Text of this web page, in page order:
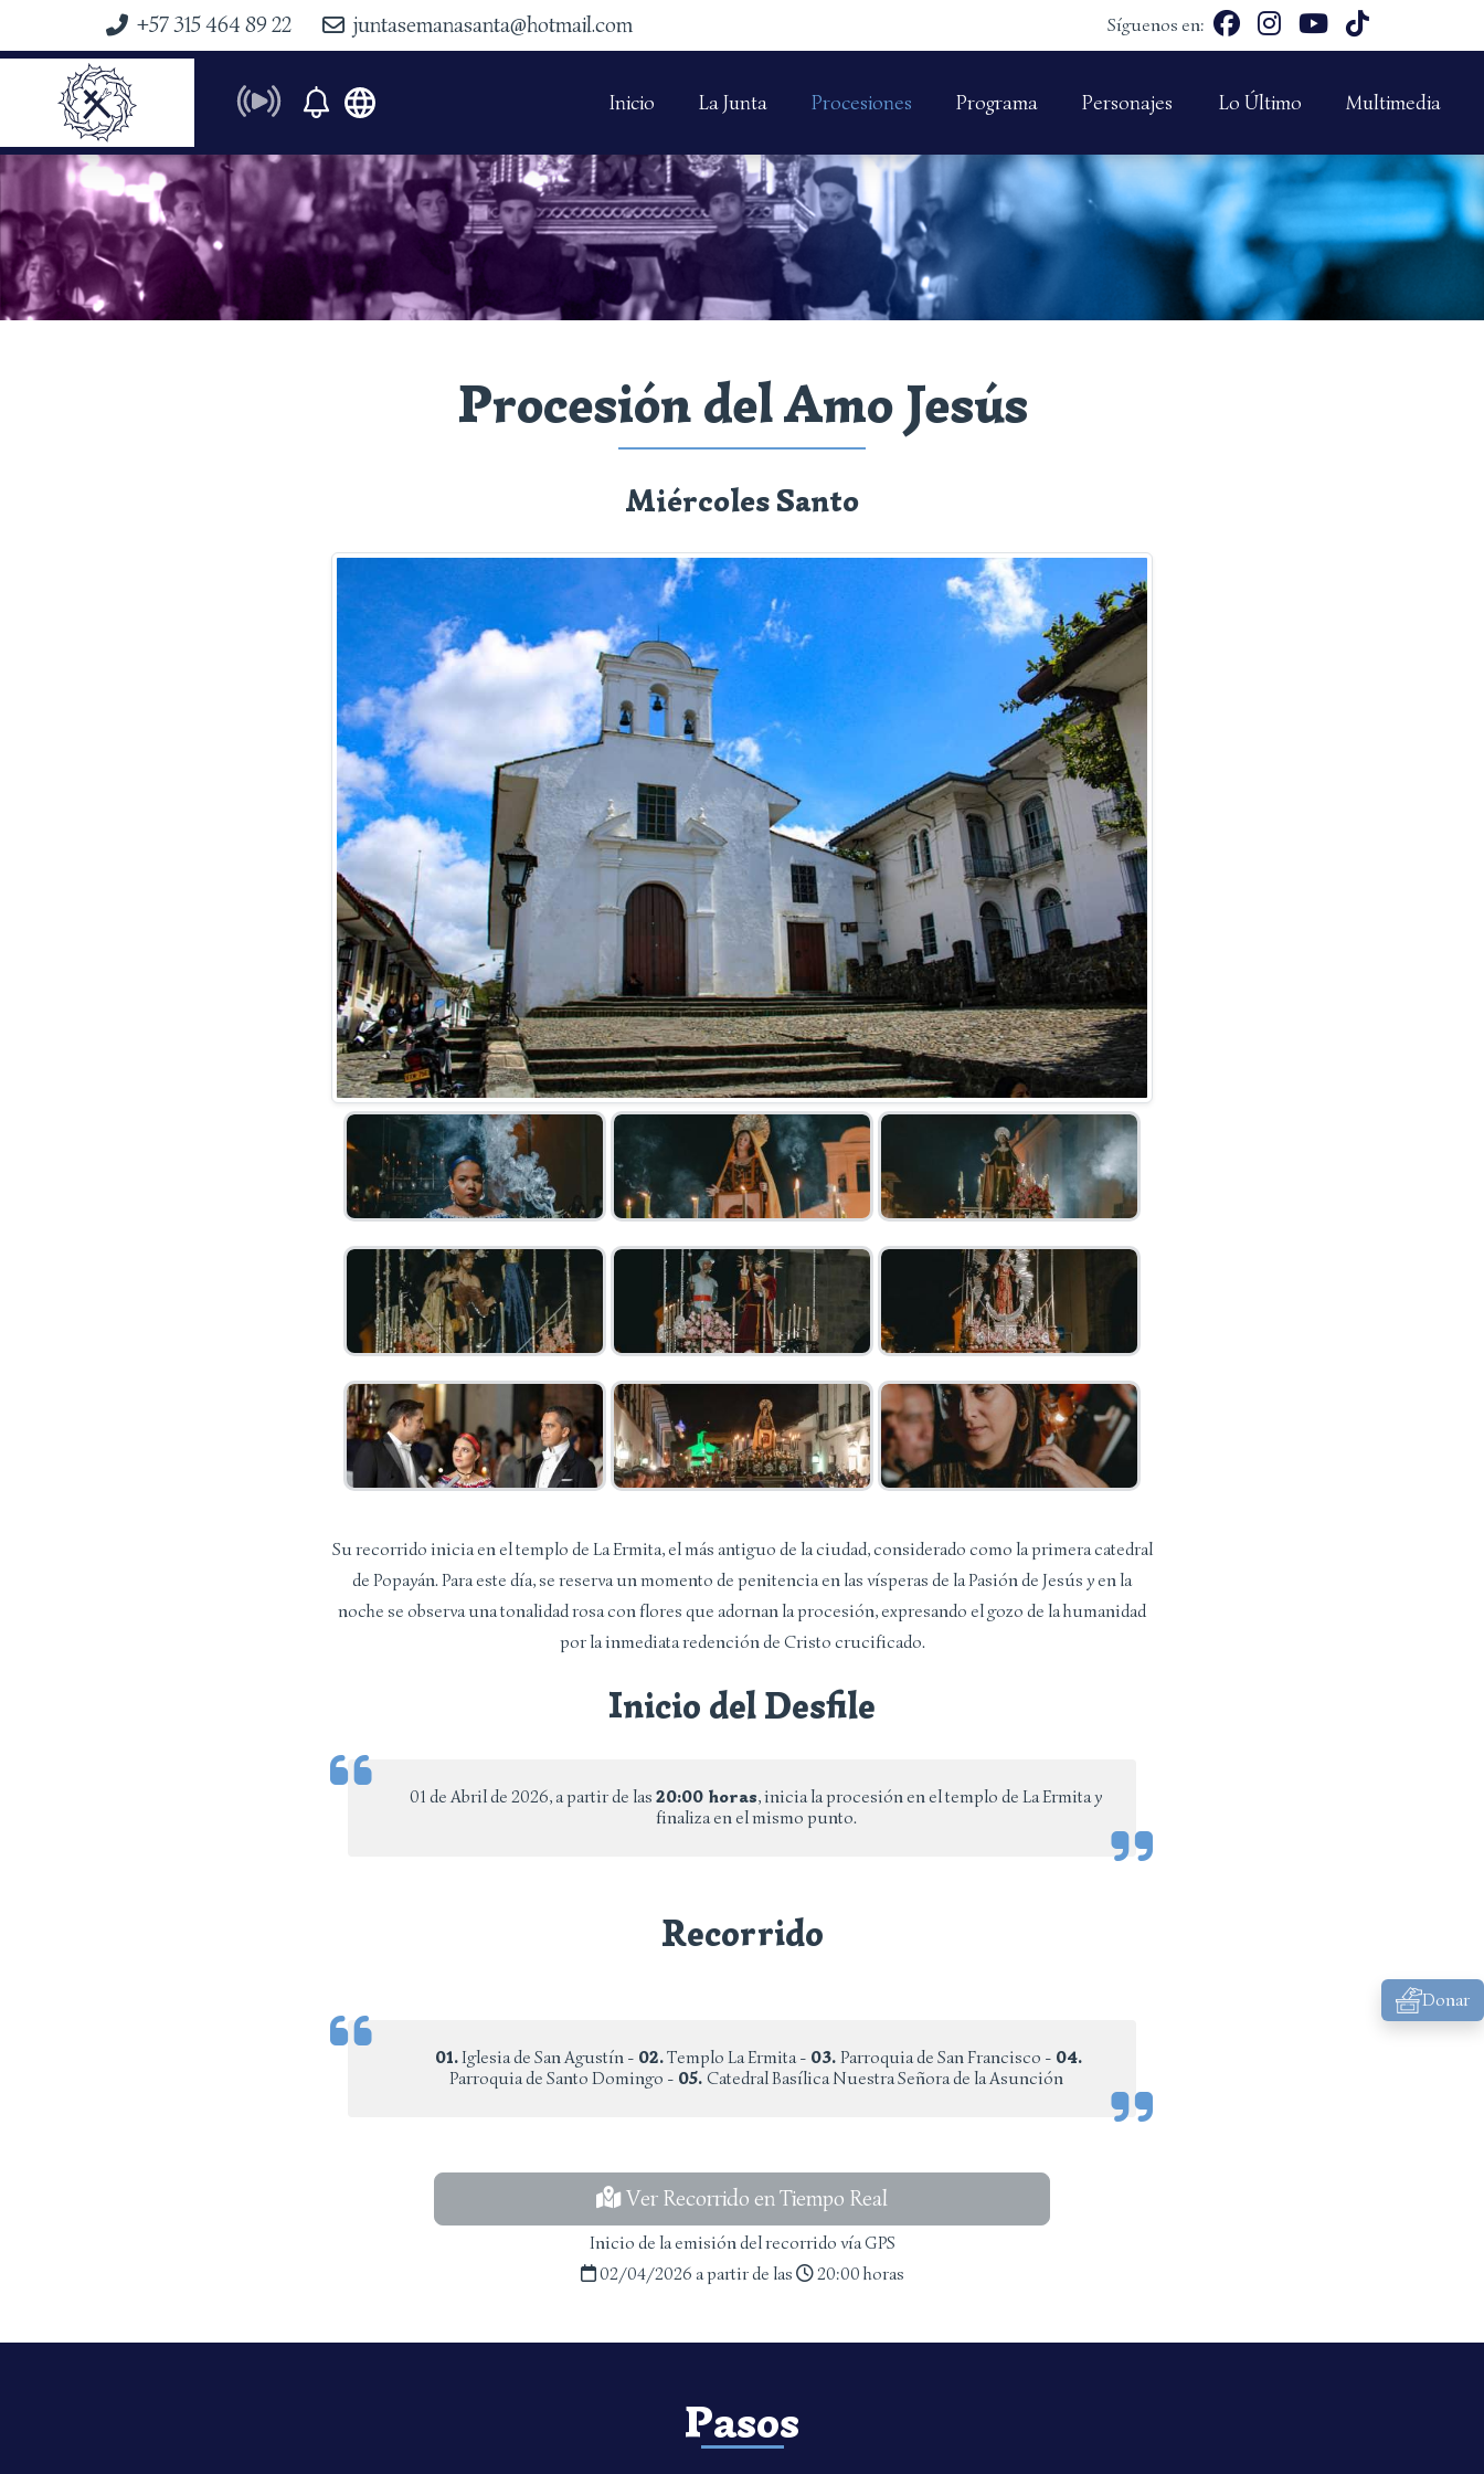
+57 315 464 89 22 juntasemanasanta@hotmail.com Síguenos en:
Inicio La Junta Procesiones Programa Personajes Lo Último Multimedia
Procesión del Amo Jesús
Miércoles Santo
Su recorrido inicia en el templo de La Ermita, el más antiguo de la ciudad, considerado como la primera catedral
de Popayán. Para este día, se reserva un momento de penitencia en las vísperas de la Pasión de Jesús y en la
noche se observa una tonalidad rosa con flores que adornan la procesión, expresando el gozo de la humanidad
por la inmediata redención de Cristo crucificado.
Inicio del Desfile
01 de Abril de 2026, a partir de las 20:00 horas, inicia la procesión en el templo de La Ermita y
finaliza en el mismo punto.
Recorrido
01.Iglesia de San Agustín - 02.Templo La Ermita - 03. Parroquia de San Francisco - 04.
Parroquia de Santo Domingo - 05. Catedral Basílica Nuestra Señora de la Asunción
Ver Recorrido en Tiempo Real
Inicio de la emisión del recorrido vía GPS
02/04/2026 a partir de las
20:00 horas
Pasos
Donar